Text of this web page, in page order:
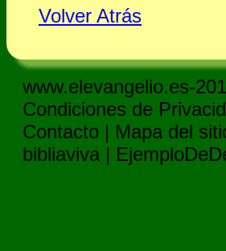
Volver Atrás
www.elevangelio.es-
Condiciones de
Contacto | Mapa del
bibliaviva |